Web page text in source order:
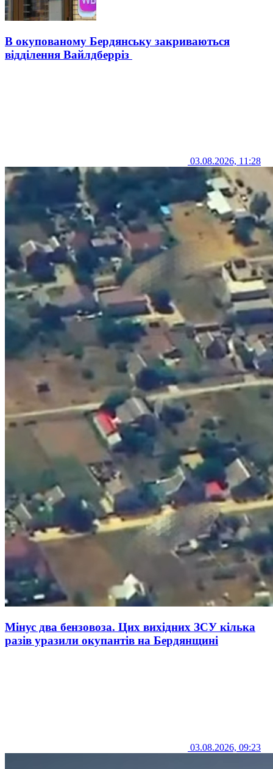
В окупованому Бердянську закриваються
відділення Вайлдберріз
03.08.2026, 11:28
Мінус два бензовоза. Цих вихідних ЗСУ кілька
разів уразили окупантів на Бердянщині
03.08.2026, 09:23